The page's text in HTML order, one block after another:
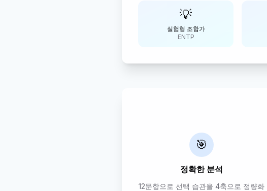
💡
실험형 조합가
ENTP
🎯
정확한 분석
12문항으로 선택 습관을 4축으로 정량화